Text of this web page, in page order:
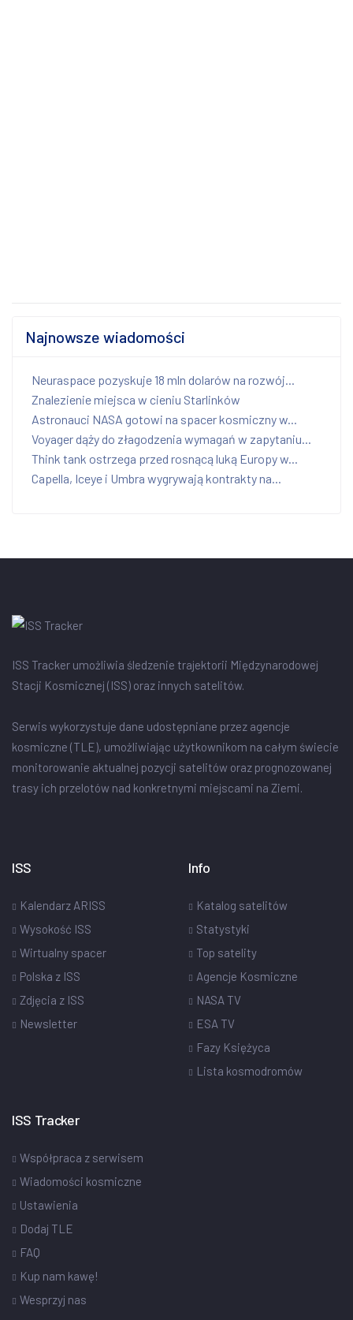
Najnowsze wiadomości
Neuraspace pozyskuje 18 mln dolarów na rozwój...
Znalezienie miejsca w cieniu Starlinków
Astronauci NASA gotowi na spacer kosmiczny w...
Voyager dąży do złagodzenia wymagań w zapytaniu...
Think tank ostrzega przed rosnącą luką Europy w...
Capella, Iceye i Umbra wygrywają kontrakty na...
ISS Tracker umożliwia śledzenie trajektorii Międzynarodowej
Stacji Kosmicznej (ISS) oraz innych satelitów.
Serwis wykorzystuje dane udostępniane przez agencje
kosmiczne (TLE), umożliwiając użytkownikom na całym świecie
monitorowanie aktualnej pozycji satelitów oraz prognozowanej
trasy ich przelotów nad konkretnymi miejscami na Ziemi.
ISS
Kalendarz ARISS
Wysokość ISS
Wirtualny spacer
Polska z ISS
Zdjęcia z ISS
Newsletter
Info
Katalog satelitów
Statystyki
Top satelity
Agencje Kosmiczne
NASA TV
ESA TV
Fazy Księżyca
Lista kosmodromów
ISS Tracker
Współpraca z serwisem
Wiadomości kosmiczne
Ustawienia
Dodaj TLE
FAQ
Kup nam kawę!
Wesprzyj nas